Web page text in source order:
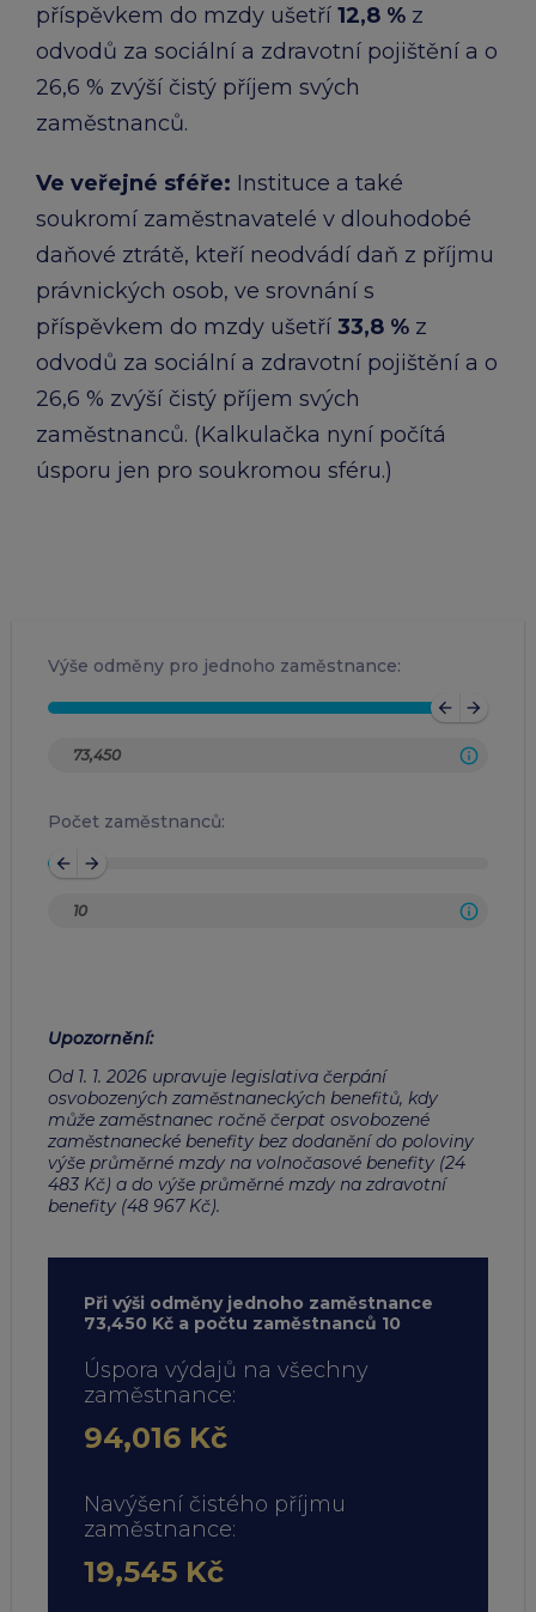
příspěvkem do mzdy ušetří 12,8 % z
odvodů za sociální a zdravotní pojištění a o
26,6 % zvýší čistý příjem svých
zaměstnanců.​
Ve veřejné sféře:​ Instituce a také
soukromí zaměstnavatelé v dlouhodobé
daňové ztrátě, kteří neodvádí daň z příjmu
právnických osob, ve srovnání s
příspěvkem do mzdy ušetří 33,8 % z
odvodů za sociální a zdravotní pojištění a o
26,6 % zvýší čistý příjem svých
zaměstnanců.​ (Kalkulačka nyní počítá
úsporu jen pro soukromou sféru.)
Výše odměny pro jednoho zaměstnance:
arrow_back arrow_forward
Počet zaměstnanců:
arrow_back arrow_forward
Upozornění:
Od 1. 1. 2026 upravuje legislativa čerpání
osvobozených zaměstnaneckých benefitů, kdy
může zaměstnanec ročně čerpat osvobozené
zaměstnanecké benefity bez dodanění do poloviny
výše průměrné mzdy na volnočasové benefity (24
483 Kč) a do výše průměrné mzdy na zdravotní
benefity (48 967 Kč).
Při výši odměny jednoho zaměstnance
73,450 Kč a počtu zaměstnanců 10
Úspora výdajů na všechny
zaměstnance:
94,016 Kč
Navýšení čistého příjmu
zaměstnance:
19,545 Kč